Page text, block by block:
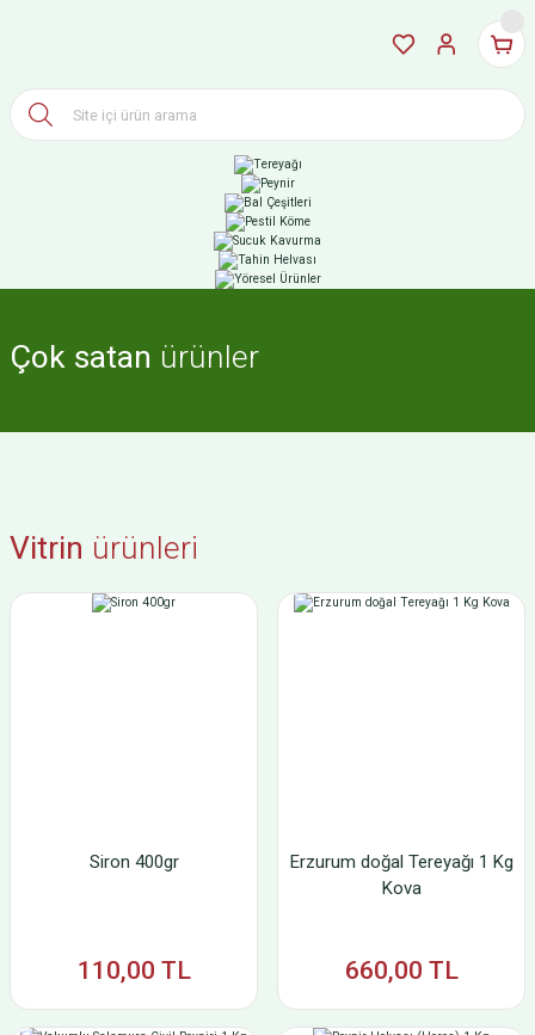
Çok satan ürünler
Vitrin ürünleri
Siron 400gr
110,00 TL
Erzurum doğal Tereyağı 1 Kg
Kova
660,00 TL